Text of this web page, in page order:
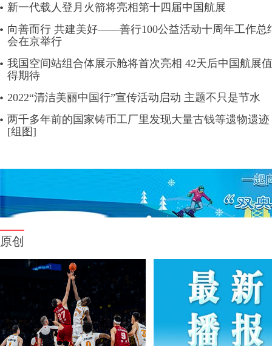
新一代载人登月火箭将亮相第十四届中国航展
向善而行 共建美好——善行100公益活动十周年工作总
会在京举行
我国空间站组合体展示舱将首次亮相 42天后中国航展值
得期待
2022“清洁美丽中国行”宣传活动启动 主题不只是节水
两千多年前的国家铸币工厂里发现大量古钱等遗物遗迹
[组图]